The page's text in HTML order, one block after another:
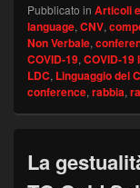
Pubblicato in Articoli
language, CNV,
Non Verbale,
COVID-19, COVID-19
LDC, Linguaggio del
conference, rabbia,
La